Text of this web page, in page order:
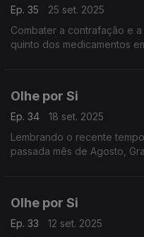
Ep. 35
25 set. 2025
Combater a contrafação e
quinto dos medicamentos
Olhe por Si
Ep. 34
18 set. 2025
Lembrando o recente
passada mês de Agosto,
Olhe por Si
Ep. 33
12 set. 2025